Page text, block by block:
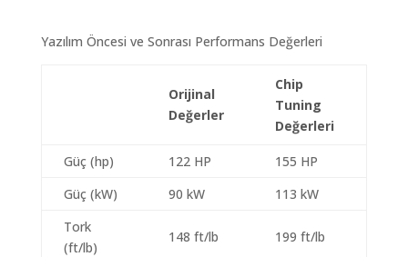
Yazılım Öncesi ve Sonrası Performans Değerleri
Orijinal
Değerler
Chip
Tuning
Değerleri
Güç (hp) 122 HP
155 HP
Güç (kW)
90 kW
113 kW
Tork
(ft/lb)
148 ft/lb 199 ft/lb